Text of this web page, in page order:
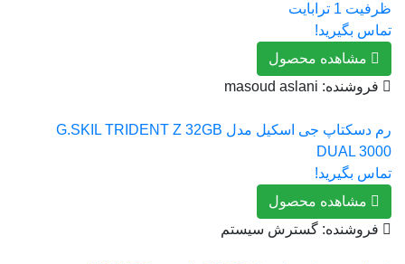
ظرفیت 1 ترابایت
تماس بگیرید!
مشاهده محصول
فروشنده: masoud aslani
رم دسکتاپ جی اسکیل مدل G.SKIL TRIDENT Z 32GB
DUAL 3000
تماس بگیرید!
مشاهده محصول
فروشنده: گسترش سیستم